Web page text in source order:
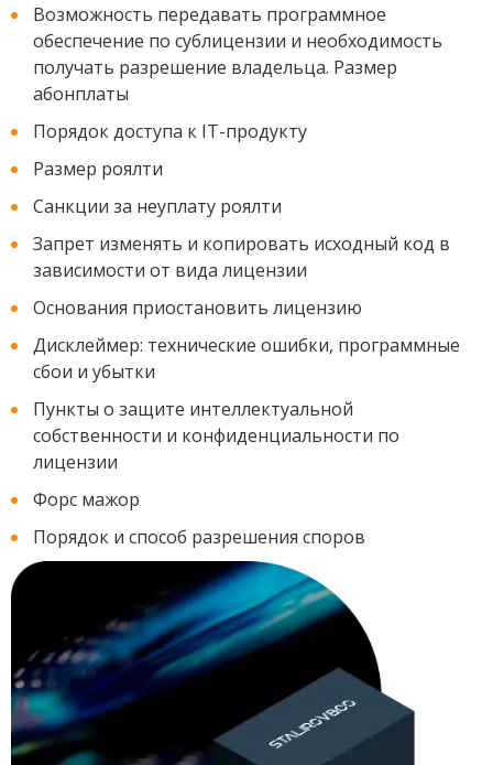
Возможность передавать программное
обеспечение по сублицензии и необходимость
получать разрешение владельца. Размер
абонплаты
Порядок доступа к IT-продукту
Размер роялти
Санкции за неуплату роялти
Запрет изменять и копировать исходный код в
зависимости от вида лицензии
Основания приостановить лицензию
Дисклеймер: технические ошибки, программные
сбои и убытки
Пункты о защите интеллектуальной
собственности и конфиденциальности по
лицензии
Форс мажор
Порядок и способ разрешения споров